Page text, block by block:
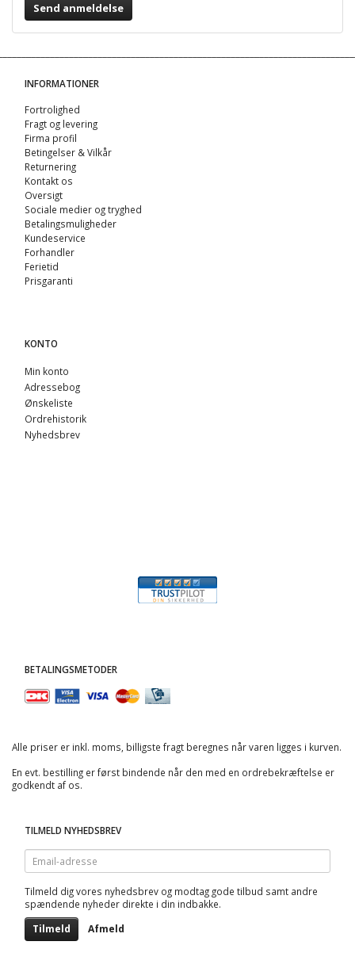
Send anmeldelse
INFORMATIONER
Fortrolighed
Fragt og levering
Firma profil
Betingelser & Vilkår
Returnering
Kontakt os
Oversigt
Sociale medier og tryghed
Betalingsmuligheder
Kundeservice
Forhandler
Ferietid
Prisgaranti
KONTO
Min konto
Adressebog
Ønskeliste
Ordrehistorik
Nyhedsbrev
BETALINGSMETODER
Alle priser er inkl. moms, billigste fragt beregnes når varen ligges i kurven.
En evt. bestilling er først bindende når den med en ordrebekræftelse er
godkendt af os.
TILMELD NYHEDSBREV
Email-
adresse
Tilmeld dig vores nyhedsbrev og modtag gode tilbud samt andre
spændende nyheder direkte i din indbakke.
Tilmeld Afmeld